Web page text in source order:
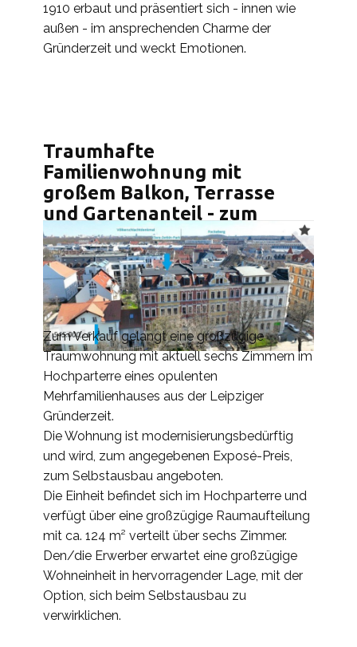
1910 erbaut und präsentiert sich - innen wie
außen - im ansprechenden Charme der
Gründerzeit und weckt Emotionen.
Traumhafte
Familienwohnung mit
großem Balkon, Terrasse
und Gartenanteil - zum
Selbstausbau
Zum Verkauf gelangt eine großzügige
Traumwohnung mit aktuell sechs Zimmern im
Hochparterre eines opulenten
Mehrfamilienhauses aus der Leipziger
Gründerzeit.
Die Wohnung ist modernisierungsbedürftig
und wird, zum angegebenen Exposé-Preis,
zum Selbstausbau angeboten.
Die Einheit befindet sich im Hochparterre und
verfügt über eine großzügige Raumaufteilung
mit ca. 124 m² verteilt über sechs Zimmer.
Den/die Erwerber erwartet eine großzügige
Wohneinheit in hervorragender Lage, mit der
Option, sich beim Selbstausbau zu
verwirklichen.